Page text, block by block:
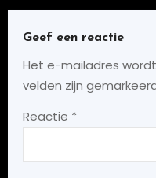
Geef een reactie
Het e-mailadres
velden zijn
Reactie *